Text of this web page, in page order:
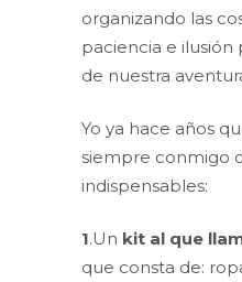
organizando las
paciencia e
de nuestra
Yo ya hace años
siempre conmigo
indispensables:
1.Un kit al que
que consta de: